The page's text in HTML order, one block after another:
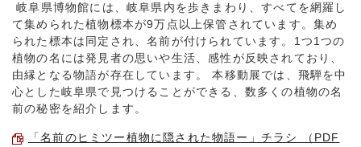
岐阜県博物館には、岐阜県内を歩きまわり、すべてを網羅し
て集められた植物標本が9万点以上保管されています。集め
られた標本は同定され、名前が付けられています。1つ1つの
植物の名には発見者の思いや生活、感性が反映されており、
由縁となる物語が存在しています。 本移動展では、飛騨を中
心とした岐阜県で見つけることができる、数多くの植物の名
前の秘密を紹介します。
「名前のヒミツー植物に隠された物語ー」チラシ （PDF